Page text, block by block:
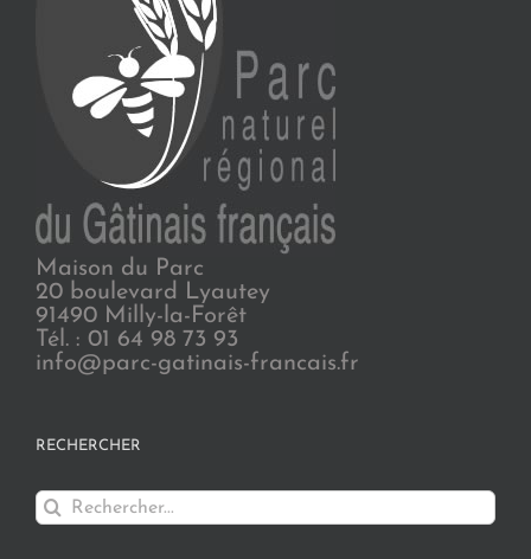
Maison du Parc
20 boulevard Lyautey
91490 Milly-la-Forêt
Tél. : 01 64 98 73 93
info@parc-gatinais-francais.fr
RECHERCHER
Rechercher: